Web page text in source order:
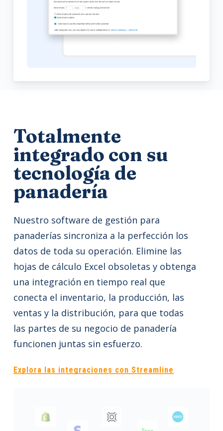
Totalmente
integrado con su
tecnología de
panadería
Nuestro software de gestión para
panaderías sincroniza a la perfección los
datos de toda su operación. Elimine las
hojas de cálculo Excel obsoletas y obtenga
una integración en tiempo real que
conecta el inventario, la producción, las
ventas y la distribución, para que todas
las partes de su negocio de panadería
funcionen juntas sin esfuerzo.
Explora las integraciones con Streamline